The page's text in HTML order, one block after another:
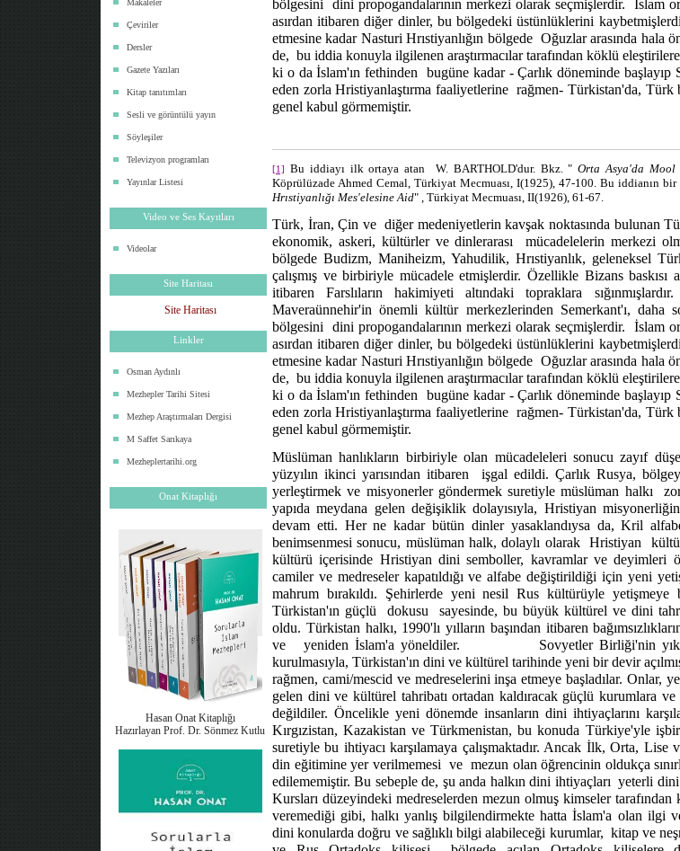
Makaleler
Çeviriler
Dersler
Gazete Yazıları
Kitap tanıtımları
Sesli ve görüntülü yayın
Söyleşiler
Televizyon programları
Yayınlar Listesi
Video ve Ses Kayıtları
Videolar
Site Haritası
Site Haritası
Linkler
Osman Aydınlı
Mezhepler Tarihi Sitesi
Mezhep Araştırmaları Dergisi
M Saffet Sarıkaya
Mezheplertarihi.org
Onat Kitaplığı
Hasan Onat Kitaplığı
Hazırlayan Prof. Dr. Sönmez Kutlu
bölgesini
dini propogandalarının merkezi olarak seçmişlerdir.
İslam
asırdan itibaren diğer dinler, bu bölgedeki üstünlüklerini
etmesine kadar Nasturi Hrıstiyanlığın bölgede Oğuzlar arasında hala
de, bu iddia konuyla ilgilenen araştırmacılar tarafından köklü eleştirilere
ki o da İslam'ın fethinden
bugüne kadar - Çarlık döneminde
eden zorla Hristiyanlaştırma faaliyetlerine rağmen- Türkistan'da, Türk
genel kabul görmemiştir.
[1] Bu iddiayı ilk ortaya atan W. BARTHOLD'dur. Bkz. "Orta Asya'da Mool
Köprülüzade Ahmed Cemal, Türkiyat Mecmuası, I(1925), 47-100. Bu iddianın
Hrıstiyanlığı Mes'elesine Aid" , Türkiyat Mecmuası, II(1926), 61-67.
Türk, İran, Çin ve diğer medeniyetlerin kavşak noktasında bulunan
ekonomik, askeri, kültürler ve dinlerarası
mücadelelerin merkezi
bölgede Budizm, Maniheizm, Yahudilik, Hrıstiyanlık, geleneksel
çalışmış ve birbiriyle mücadele etmişlerdir. Özellikle Bizans baskısı
itibaren Farslıların hakimiyeti altındaki topraklara
Maveraünnehir'in önemli kültür merkezlerinden Semerkant'ı, daha
bölgesini
dini propogandalarının merkezi olarak seçmişlerdir.
İslam
asırdan itibaren diğer dinler, bu bölgedeki üstünlüklerini
etmesine kadar Nasturi Hrıstiyanlığın bölgede Oğuzlar arasında hala
de, bu iddia konuyla ilgilenen araştırmacılar tarafından köklü eleştirilere
ki o da İslam'ın fethinden
bugüne kadar - Çarlık döneminde
eden zorla Hristiyanlaştırma faaliyetlerine rağmen- Türkistan'da, Türk
genel kabul görmemiştir.
Müslüman hanlıkların birbiriyle olan mücadeleleri sonucu zayıf
yüzyılın ikinci yarısından itibaren
işgal edildi. Çarlık Rusya,
yerleştirmek ve misyonerler göndermek suretiyle müslüman halkı
yapıda meydana gelen değişiklik dolayısıyla, Hristiyan
devam etti. Her ne kadar bütün dinler yasaklandıysa da, Kril
benimsenmesi sonucu, müslüman halk, dolaylı olarak
Hristiyan
kültürü içerisinde Hristiyan dini semboller, kavramlar ve deyimleri
camiler ve medreseler kapatıldığı ve alfabe değiştirildiği için yeni
mahrum bırakıldı. Şehirlerde yeni nesil Rus kültürüyle yetişmeye
Türkistan'ın güçlü
dokusu
sayesinde, bu büyük kültürel ve dini
oldu. Türkistan halkı, 1990'lı yılların başından itibaren
ve
yeniden İslam'a yöneldiler.
Sovyetler Birliği'nin
kurulmasıyla, Türkistan'ın dini ve kültürel tarihinde yeni bir devir
rağmen, cami/mescid ve medreselerini inşa etmeye başladılar. Onlar,
gelen dini ve kültürel tahribatı ortadan kaldıracak güçlü kurumlara
değildiler. Öncelikle yeni dönemde insanların dini ihtiyaçlarını
Kırgızistan, Kazakistan ve Türkmenistan, bu konuda Türkiye'yle
suretiyle bu ihtiyacı karşılamaya çalışmaktadır. Ancak İlk, Orta, Lise
din eğitimine yer verilmemesi ve mezun olan öğrencinin oldukça
edilememiştir. Bu sebeple de, şu anda halkın dini ihtiyaçları yeterli
Kursları düzeyindeki medreselerden mezun olmuş kimseler tarafından
veremediği gibi, halkı yanlış bilgilendirmekte hatta İslam'a olan ilgi
dini konularda doğru ve sağlıklı bilgi alabileceği kurumlar, kitap ve